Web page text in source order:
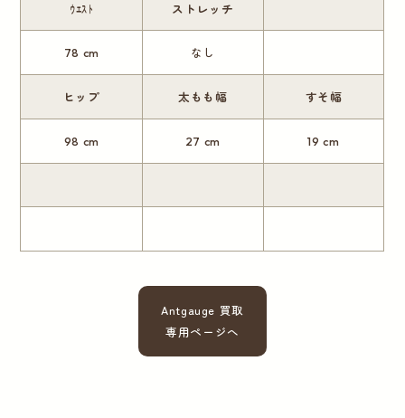
ｳｴｽﾄ
78 cm
ストレッチ
なし
ヒップ
98 cm
太もも幅
27 cm
すそ幅
19 cm
Antgauge 買取
専用ページへ